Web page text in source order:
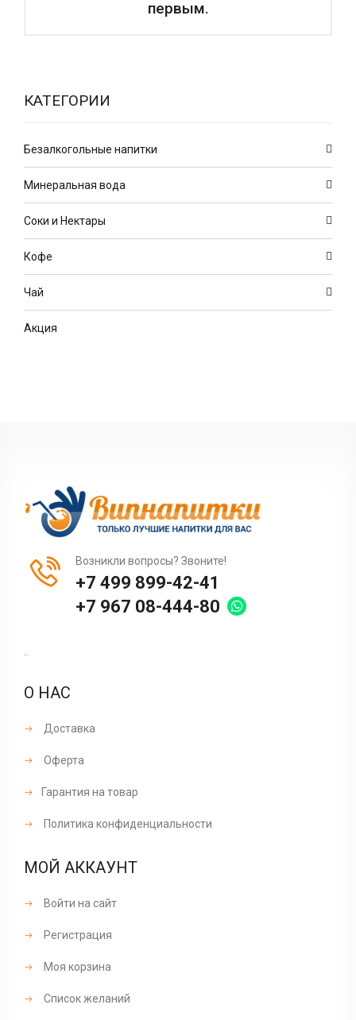
первым.
КАТЕГОРИИ
Безалкогольные напитки
Минеральная вода
Соки и Нектары
Кофе
Чай
Акция
Возникли вопросы? Звоните!
+7 499 899-42-41
+7 967 08-444-80
..
О НАС
Доставка
Оферта
Гарантия на товар
Политика конфиденциальности
МОЙ АККАУНТ
Войти на сайт
Регистрация
Моя корзина
Список желаний